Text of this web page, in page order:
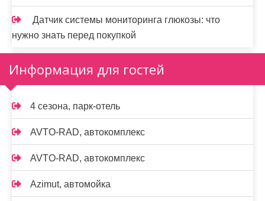
Датчик системы мониторинга глюкозы: что
нужно знать перед покупкой
Информация для гостей
4 сезона, парк-отель
AVTO-RAD, автокомплекс
AVTO-RAD, автокомплекс
Azimut, автомойка